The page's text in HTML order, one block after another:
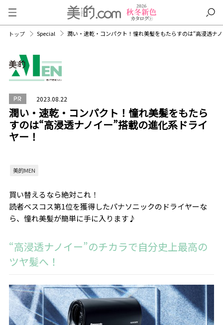
トップ Special 潤い・速乾・コンパクト！憧れ美髪をもたらすのは“高浸透ナ
2023.08.22
潤い・速乾・コンパクト！憧れ美髪をもたら
すのは“高浸透ナノイー”搭載の進化系ドライ
ヤー！
美的MEN
買い替えるなら絶対これ！
読者ベスコス第1位を獲得したパナソニックのドライヤーな
ら、憧れ美髪が簡単に手に入ります♪
“高浸透ナノイー”のチカラで自分史上最高の
ツヤ髪へ！